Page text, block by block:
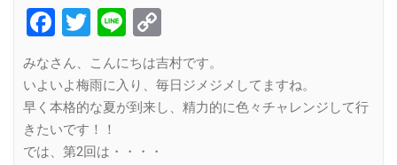
Facebook
Twitter
Line
Link
みなさん、こんにちは吉村です。
いよいよ梅雨に入り、毎日ジメジメしてますね。
早く本格的な夏が到来し、精力的に色々チャレンジして行
きたいです！！
では、第2回は・・・・